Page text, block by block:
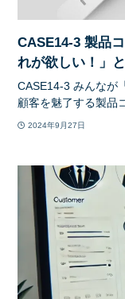
CASE14-3 製品
れが欲しい！」
CASE14-3 みんなが
顧客を魅了する製品
2024年9月27日